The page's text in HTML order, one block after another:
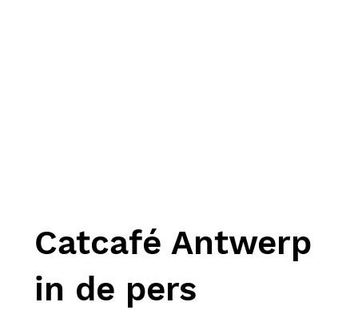
Catcafé Antwerp
in de pers